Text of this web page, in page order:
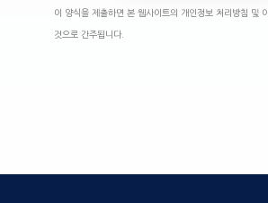
이 양식을 제출하면 본 웹사이트의 개인정보 처리방침 및
것으로 간주됩니다.